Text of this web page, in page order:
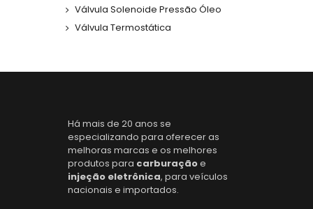
Válvula Solenoide Pressão Óleo
Válvula Termostática
Há mais de 20 anos se
especializando para oferecer as
melhoras marcas e os melhores
produtos para carburaçãoe
injeção eletrônica, para veículos
nacionais e importados.